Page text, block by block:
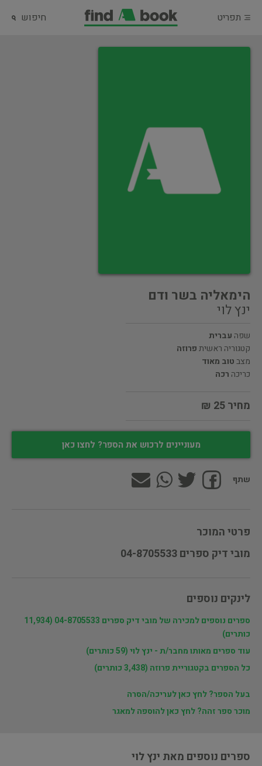
תפריט חיפוש
הימאליה בשר ודם
ינץ לוי
שפה עברית
קטגוריה ראשיתפרוזה
מצבטוב מאוד
כריכה רכה
מחיר 25 ₪
מעוניינים לרכוש את הספר? לחצו כאן
שתף
פרטי המוכר
מובי דיק ספרים 04-8705533
לינקים נוספים
ספרים נוספים למכירה של מובי דיק ספרים 04-8705533 (11,934
כותרים)
עוד ספרים מאותו מחבר/ת - ינץ לוי (59 כותרים)
כל הספרים בקטגוריית פרוזה (3,438 כותרים)
בעל הספר? לחץ כאן לעריכה/הסרה
מוכר ספר זהה? לחץ כאן להוספה למאגר
ספרים נוספים מאת ינץ לוי